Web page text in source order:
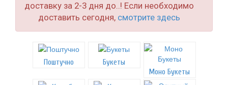
доставку за 2-3 дня до..! Если необходимо
доставить сегодня, смотрите здесь
Поштучно
Букеты
Моно Букеты